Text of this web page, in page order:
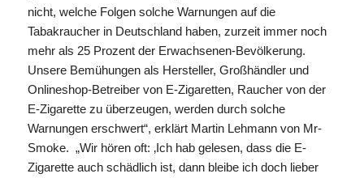
nicht, welche Folgen solche Warnungen auf die
Tabakraucher in Deutschland haben, zurzeit immer noch
mehr als 25 Prozent der Erwachsenen-Bevölkerung.
Unsere Bemühungen als Hersteller, Großhändler und
Onlineshop-Betreiber von E-Zigaretten, Raucher von der
E-Zigarette zu überzeugen, werden durch solche
Warnungen erschwert“, erklärt Martin Lehmann von Mr-
Smoke. „Wir hören oft: ‚Ich hab gelesen, dass die E-
Zigarette auch schädlich ist, dann bleibe ich doch lieber